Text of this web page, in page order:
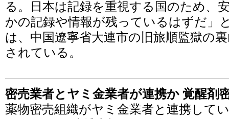
る。日本は記録を重視する国のため、
かの記録や情報が残っているはずだ」
は、中国遼寧省大連市の旧旅順監獄の
されている。
密売業者とヤミ金業者が連携か 覚醒剤
薬物密売組織がヤミ金業者と連携して